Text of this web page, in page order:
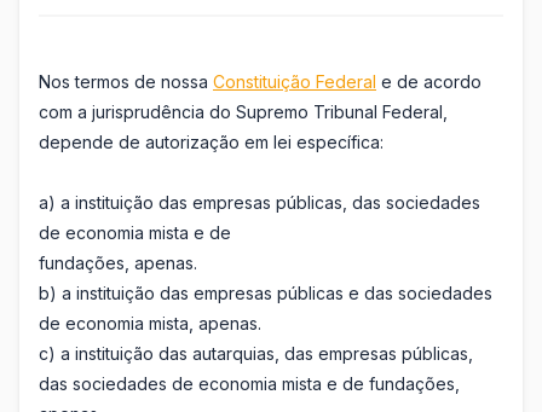
Nos termos de nossa Constituição Federal e de acordo
com a jurisprudência do Supremo Tribunal Federal,
depende de autorização em lei específica:
a) a instituição das empresas públicas, das sociedades
de economia mista e de
fundações, apenas.
b) a instituição das empresas públicas e das sociedades
de economia mista, apenas.
c) a instituição das autarquias, das empresas públicas,
das sociedades de economia mista e de fundações,